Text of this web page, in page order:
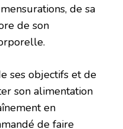
de sa
de son
ses objectifs et de
son alimentation
en
de faire